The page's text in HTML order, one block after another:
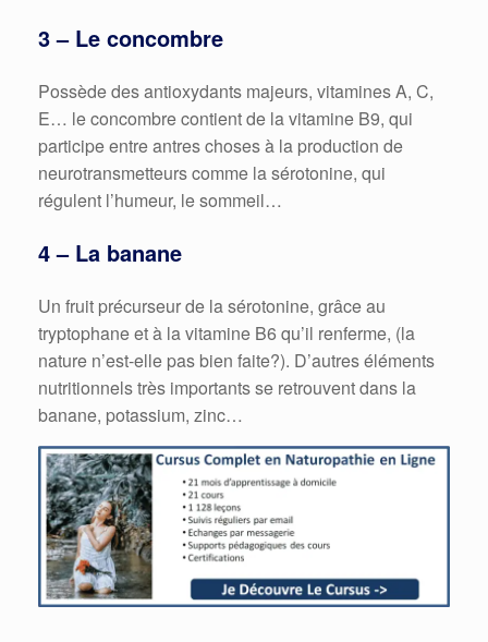
3 – Le concombre
Possède des antioxydants majeurs, vitamines A, C,
E… le concombre contient de la vitamine B9, qui
participe entre antres choses à la production de
neurotransmetteurs comme la sérotonine, qui
régulent l’humeur, le sommeil…
4 – La banane
Un fruit précurseur de la sérotonine, grâce au
tryptophane et à la vitamine B6 qu’il renferme, (la
nature n’est-elle pas bien faite?). D’autres éléments
nutritionnels très importants se retrouvent dans la
banane, potassium, zinc…